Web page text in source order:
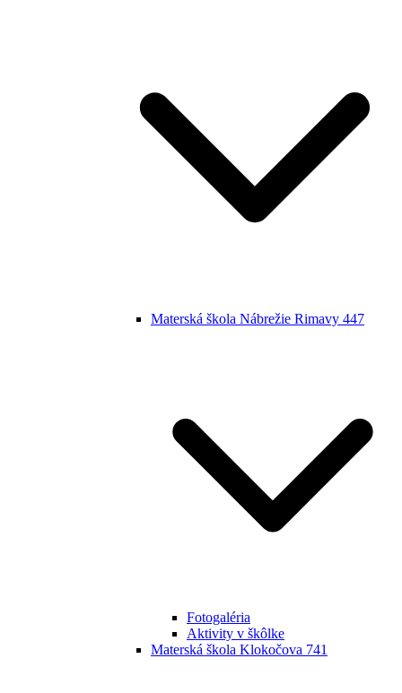
Materská škola Nábrežie Rimavy 447
Fotogaléria
Aktivity v škôlke
Materská škola Klokočova 741